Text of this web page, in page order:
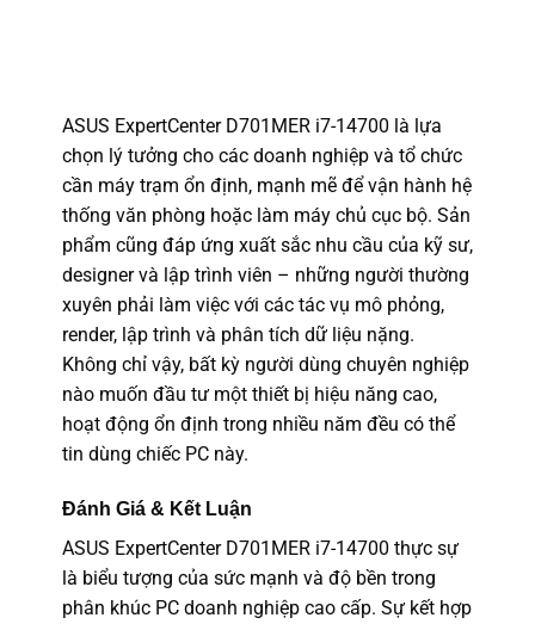
ASUS ExpertCenter D701MER i7-14700 là lựa
chọn lý tưởng cho các doanh nghiệp và tổ chức
cần máy trạm ổn định, mạnh mẽ để vận hành hệ
thống văn phòng hoặc làm máy chủ cục bộ. Sản
phẩm cũng đáp ứng xuất sắc nhu cầu của kỹ sư,
designer và lập trình viên – những người thường
xuyên phải làm việc với các tác vụ mô phỏng,
render, lập trình và phân tích dữ liệu nặng.
Không chỉ vậy, bất kỳ người dùng chuyên nghiệp
nào muốn đầu tư một thiết bị hiệu năng cao,
hoạt động ổn định trong nhiều năm đều có thể
tin dùng chiếc PC này.
Đánh Giá & Kết Luận
ASUS ExpertCenter D701MER i7-14700 thực sự
là biểu tượng của sức mạnh và độ bền trong
phân khúc PC doanh nghiệp cao cấp. Sự kết hợp